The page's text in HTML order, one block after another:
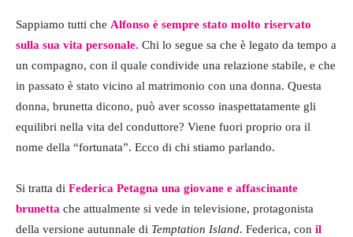
Sappiamo tutti che Alfonso è sempre stato molto riservato
sulla sua vita personale. Chi lo segue sa che è legato da tempo a
un compagno, con il quale condivide una relazione stabile, e che
in passato è stato vicino al matrimonio con una donna. Questa
donna, brunetta dicono, può aver scosso inaspettatamente gli
equilibri nella vita del conduttore? Viene fuori proprio ora il
nome della “fortunata”. Ecco di chi stiamo parlando.
Si tratta di Federica Petagna una giovane e affascinante
brunetta che attualmente si vede in televisione, protagonista
della versione autunnale di Temptation Island. Federica, con il